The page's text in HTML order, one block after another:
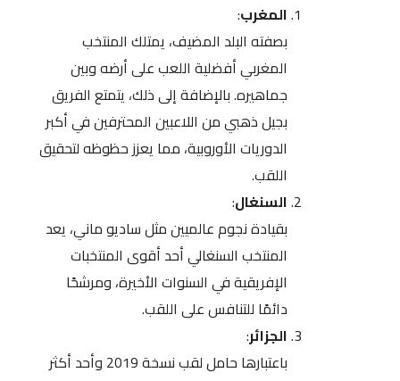
المغرب:
بصفته البلد المضيف، يمتلك المنتخب
المغربي أفضلية اللعب على أرضه وبين
جماهيره. بالإضافة إلى ذلك، يتمتع الفريق
بجيل ذهبي من اللاعبين المحترفين في أكبر
الدوريات الأوروبية، مما يعزز حظوظه لتحقيق
اللقب.
السنغال:
بقيادة نجوم عالميين مثل ساديو ماني، يعد
المنتخب السنغالي أحد أقوى المنتخبات
الإفريقية في السنوات الأخيرة، ومرشحًا
دائمًا للتنافس على اللقب.
الجزائر:
باعتبارها حامل لقب نسخة 2019 وأحد أكثر